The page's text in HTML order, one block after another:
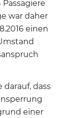
war daher
einen
darauf, dass
einer